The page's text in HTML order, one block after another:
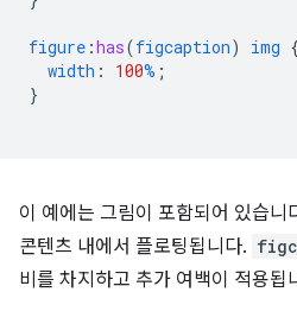
figure :has(figcaption) img {
width : 100% ;
}
이 예에는 그림이 포함되어 있습니
콘텐츠 내에서 플로팅됩니다.
비를 차지하고 추가 여백이 적용됩